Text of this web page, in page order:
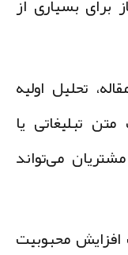
تحلیل اولیه
یا
می‌تواند
محبوبیت